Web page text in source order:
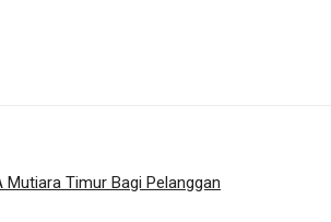
Timur Bagi Pelanggan